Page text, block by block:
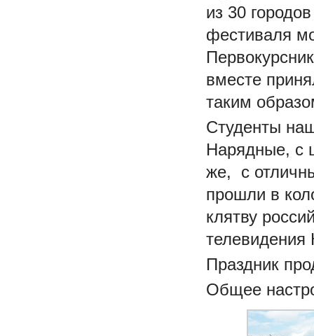
из 30
фестиваля
вместе
таким
Студенты
Нарядные, с
же, с
прошли в
клятву
Праздник
Общее